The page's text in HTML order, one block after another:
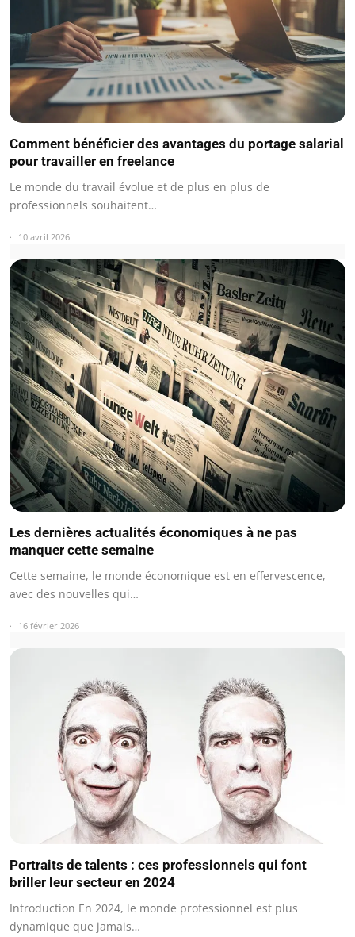
Comment bénéficier des avantages du portage salarial
pour travailler en freelance
Le monde du travail évolue et de plus en plus de
professionnels souhaitent…
10 avril 2026
Les dernières actualités économiques à ne pas
manquer cette semaine
Cette semaine, le monde économique est en effervescence,
avec des nouvelles qui…
16 février 2026
Portraits de talents : ces professionnels qui font
briller leur secteur en 2024
Introduction En 2024, le monde professionnel est plus
dynamique que jamais…